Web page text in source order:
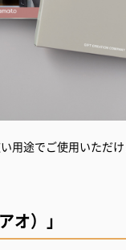
用途でご使用いただ
オ）」